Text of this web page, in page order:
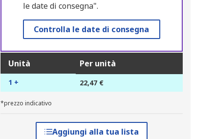
le date di consegna".
Controlla le date di consegna
Unità Per unità
1 + 22,47 €
*prezzo indicativo
Aggiungi alla tua lista